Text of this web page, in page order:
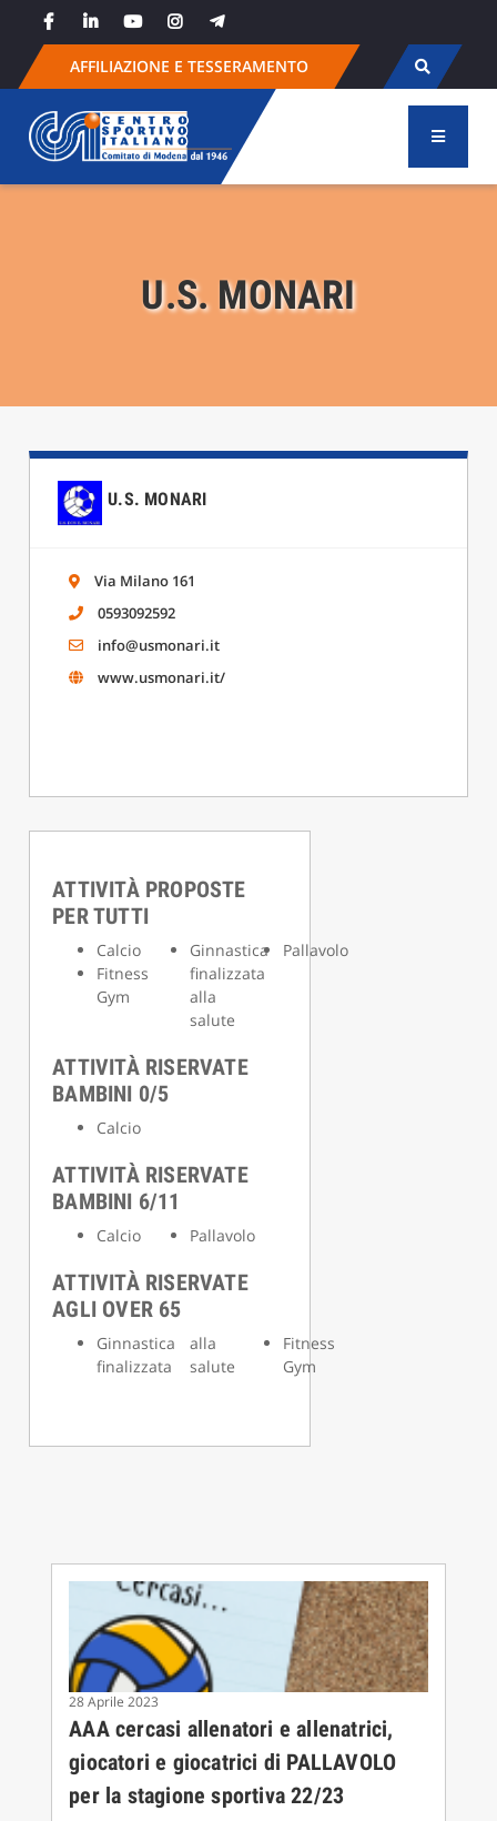
content
AFFILIAZIONE E TESSERAMENTO
U.S. MONARI
U.S. MONARI
Via Milano 161
0593092592
info@usmonari.it
www.usmonari.it/
ATTIVITÀ PROPOSTE
PER TUTTI
Calcio
Fitness
Gym
Ginnastica
finalizzata
alla
salute
Pallavolo
ATTIVITÀ RISERVATE
BAMBINI 0/5
Calcio
ATTIVITÀ RISERVATE
BAMBINI 6/11
Calcio Pallavolo
ATTIVITÀ RISERVATE
AGLI OVER 65
Ginnastica
finalizzata
alla
salute
Fitness
Gym
28 Aprile 2023
AAA cercasi allenatori e allenatrici,
giocatori e giocatrici di PALLAVOLO
per la stagione sportiva 22/23